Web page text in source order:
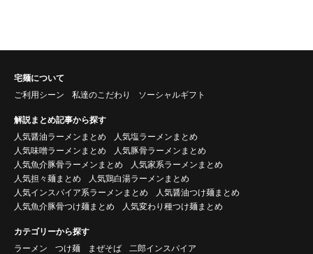
宅麺について
ご利用シーン
私達のこだわり ソーシャルギフト
解説まとめ記事から探す
人気醤油ラーメンまとめ
人気塩ラーメンまとめ
人気味噌ラーメンまとめ
人気豚骨ラーメンまとめ
人気魚介豚骨ラーメンまとめ
人気家系ラーメンまとめ
人気担々麺まとめ
人気鶏白湯ラーメンまとめ
人気インスパイア系ラーメンまとめ
人気醤油つけ麺まとめ
人気魚介豚骨つけ麺まとめ
人気変わり種つけ麺まとめ
カテゴリーから探す
ラーメン
つけ麺 まぜそば
二郎インスパイア